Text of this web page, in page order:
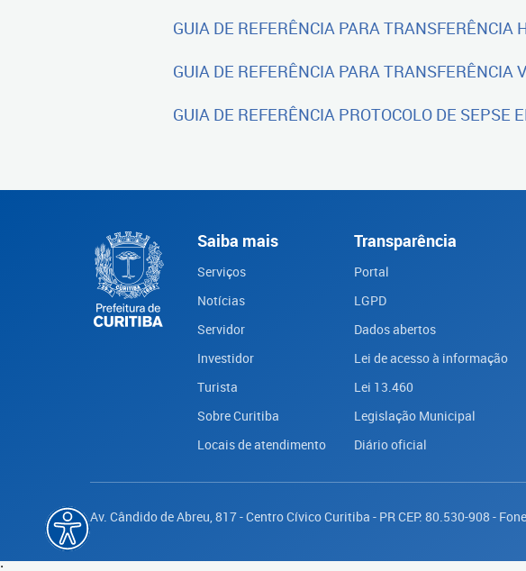
GUIA DE REFERÊNCIA PARA
GUIA DE REFERÊNCIA PARA
GUIA DE REFERÊNCIA PROTOCOLO DE
Saiba mais
Serviços
Notícias
Servidor
Investidor
Turista
Sobre Curitiba
Locais de atendimento
Transparência
Portal
LGPD
Dados abertos
Lei de acesso à informação
Lei 13.460
Legislação Municipal
Diário oficial
Av. Cândido de Abreu, 817 - Centro Cívico Curitiba - PR CEP: 80.530-908 -